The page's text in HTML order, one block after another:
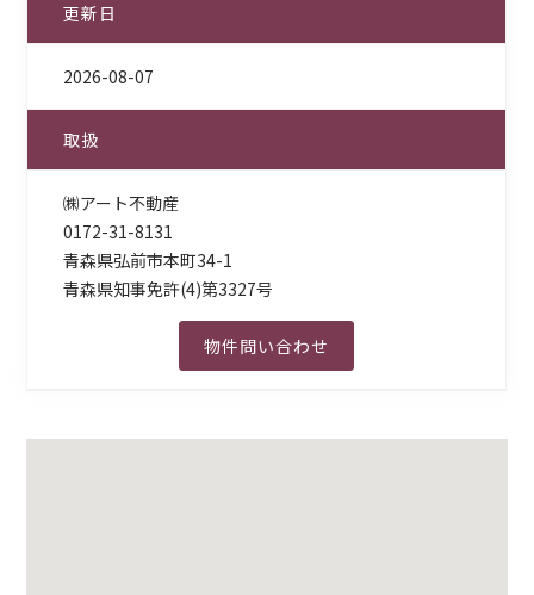
更新日
2026-08-07
取扱
㈱アート不動産
0172-31-8131
青森県弘前市本町34-1
青森県知事免許(4)第3327号
物件問い合わせ